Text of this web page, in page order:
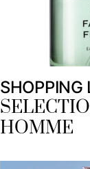
SHOPPING
HOMME